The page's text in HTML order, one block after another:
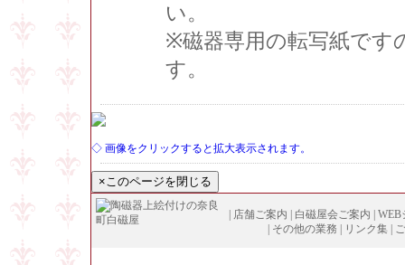
い。
※磁器専用の転写紙です
す。
◇ 画像をクリックすると拡大表示されます。
店舗ご案内 白磁屋会ご案内
WEB
その他の業務 リンク集